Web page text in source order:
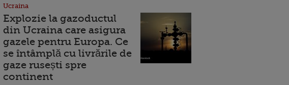
Ucraina
Explozie la gazoductul
din Ucraina care asigura
gazele pentru Europa. Ce
se întâmplă cu livrările de
gaze rusești spre
continent